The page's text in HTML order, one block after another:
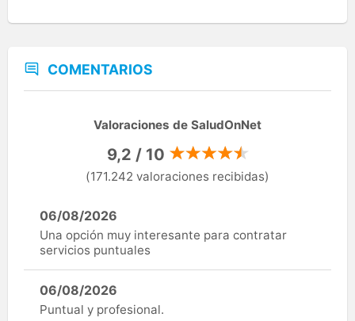
COMENTARIOS
Valoraciones de SaludOnNet
9,2 / 10
(171.242 valoraciones recibidas)
06/08/2026
Una opción muy interesante para contratar
servicios puntuales
06/08/2026
Puntual y profesional.